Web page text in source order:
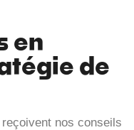
en
de
nos conseils